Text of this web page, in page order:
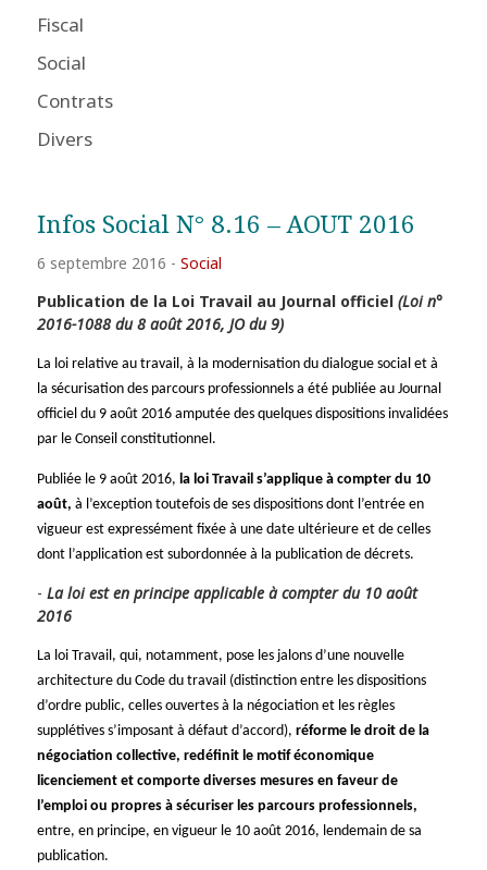
Fiscal
Social
Contrats
Divers
Infos Social N° 8.16 – AOUT 2016
6 septembre 2016 - Social
Publication de la Loi Travail au Journal officiel (Loi n°
2016-1088 du 8 août 2016, JO du 9)
La loi relative au travail, à la modernisation du dialogue social et à
la sécurisation des parcours professionnels a été publiée au Journal
officiel du 9 août 2016 amputée des quelques dispositions invalidées
par le Conseil constitutionnel.
Publiée le 9 août 2016, la loi Travail s’applique à compter du 10
août, à l’exception toutefois de ses dispositions dont l’entrée en
vigueur est expressément fixée à une date ultérieure et de celles
dont l’application est subordonnée à la publication de décrets.
La loi est en principe applicable à compter du 10 août
2016
La loi Travail, qui, notamment, pose les jalons d’une nouvelle
architecture du Code du travail (distinction entre les dispositions
d’ordre public, celles ouvertes à la négociation et les règles
supplétives s’imposant à défaut d’accord), réforme le droit de la
négociation collective, redéfinit le motif économique
licenciement et comporte diverses mesures en faveur de
l’emploi ou propres à sécuriser les parcours professionnels,
entre, en principe, en vigueur le 10 août 2016, lendemain de sa
publication.